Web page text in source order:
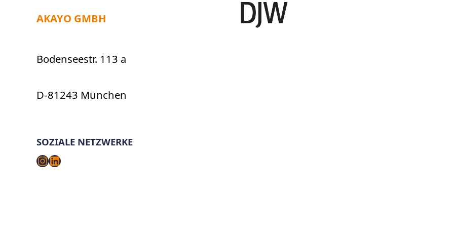
AKAYO GMBH
Bodenseestr. 113 a
D-81243 München
SOZIALE NETZWERKE
Instagram
LinkedIn